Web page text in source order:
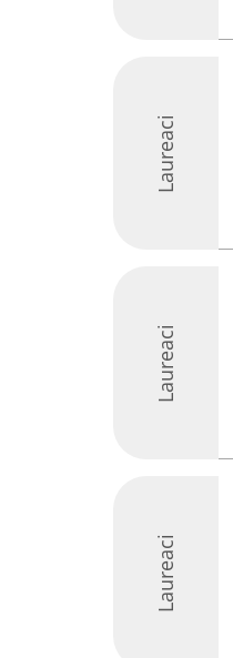
Laureaci
Laureaci
Laureaci